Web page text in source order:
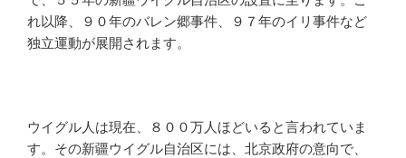
れ以降、９０年のバレン郷事件、９７年のイリ事件など
独立運動が展開されます。
ウイグル人は現在、８００万人ほどいると言われていま
す。その新疆ウイグル自治区には、北京政府の意向で、